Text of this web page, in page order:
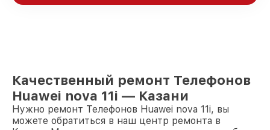
Качественный ремонт Телефонов
Huawei nova 11i — Казани
Нужно ремонт Телефонов Huawei nova 11i, вы
можете обратиться в наш центр ремонта в